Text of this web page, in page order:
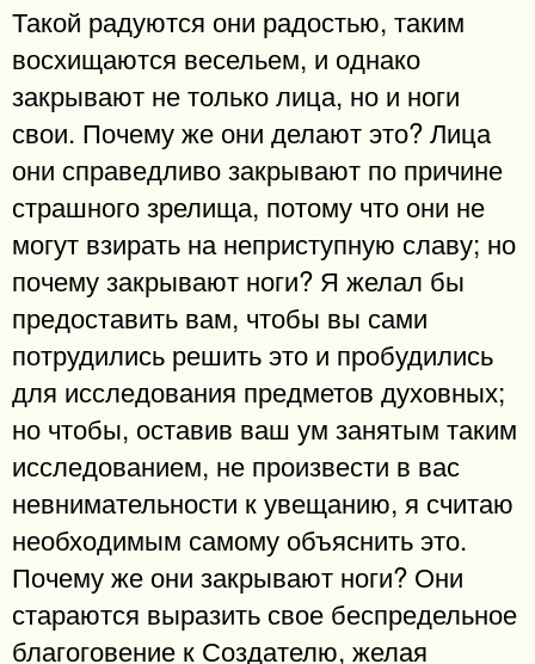
Такой радуются они радостью, таким
восхищаются весельем, и однако
закрывают не только лица, но и ноги
свои. Почему же они делают это? Лица
они справедливо закрывают по причине
страшного зрелища, потому что они не
могут взирать на неприступную славу; но
почему закрывают ноги? Я желал бы
предоставить вам, чтобы вы сами
потрудились решить это и пробудились
для исследования предметов духовных;
но чтобы, оставив ваш ум занятым таким
исследованием, не произвести в вас
невнимательности к увещанию, я считаю
необходимым самому объяснить это.
Почему же они закрывают ноги? Они
стараются выразить свое беспредельное
благоговение к Создателю, желая